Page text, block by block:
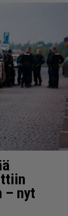
– nyt